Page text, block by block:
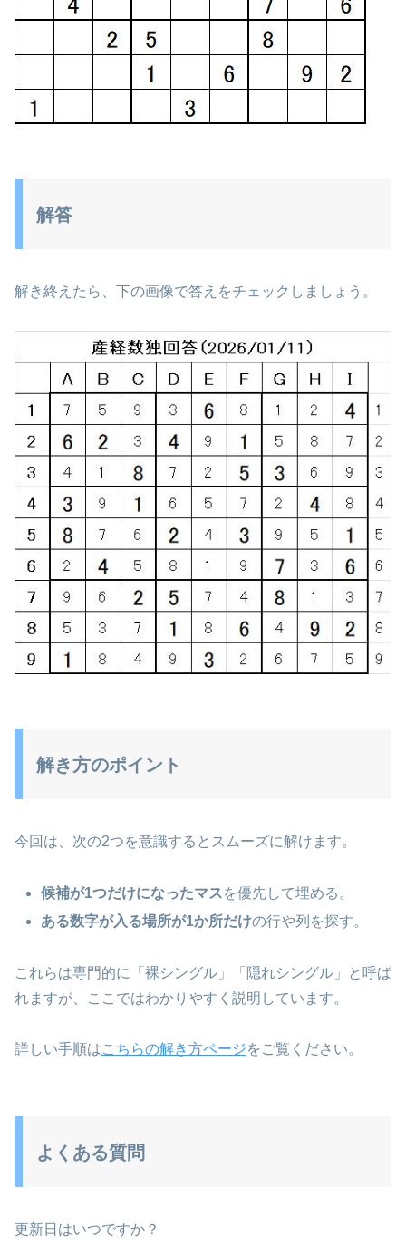
解答
解き終えたら、下の画像で答えをチェックしましょう。
解き方のポイント
今回は、次の2つを意識するとスムーズに解けます。
候補が1つだけになったマスを優先して埋める。
ある数字が入る場所が1か所だけの行や列を探す。
これらは専門的に「裸シングル」「隠れシングル」と呼ば
れますが、ここではわかりやすく説明しています。
詳しい手順はこちらの解き方ページをご覧ください。
よくある質問
更新日はいつですか？